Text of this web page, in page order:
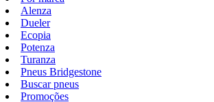
Alenza
Dueler
Ecopia
Potenza
Turanza
Pneus Bridgestone
Buscar pneus
Promoções